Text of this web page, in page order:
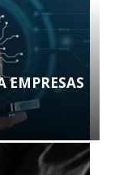
EMPRESAS